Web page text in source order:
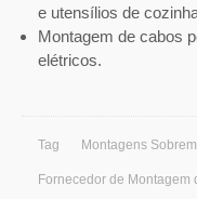
e utensílios de
Montagem de cabos
elétricos.
Tag Montagens
Fornecedor de